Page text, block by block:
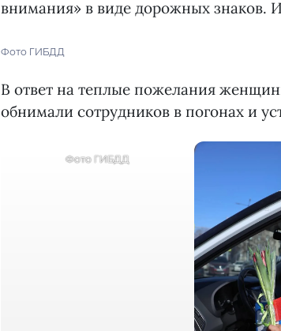
внимания» в виде дорожных знаков.
Фото ГИБДД
В ответ на теплые пожелания
обнимали сотрудников в погонах и
Фото ГИБДД